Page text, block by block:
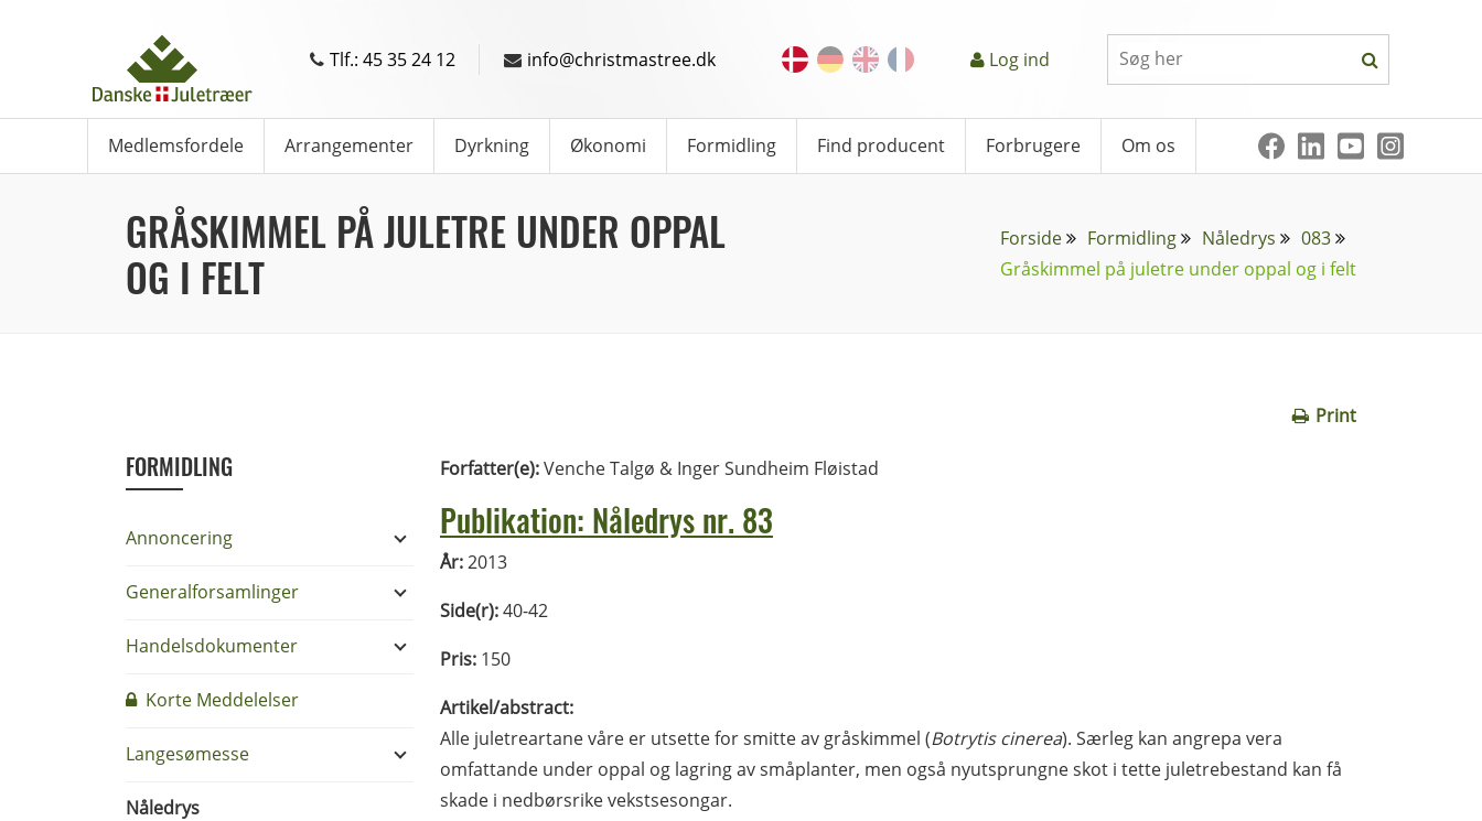
Tlf.: 45 35 24 12 info@christmastree.dk Log ind
Medlemsfordele Arrangementer Dyrkning Økonomi Formidling Find producent Forbrugere Om os
GRÅSKIMMEL PÅ JULETRE UNDER OPPAL
OG I FELT
Forside Formidling Nåledrys
083
Gråskimmel på juletre under oppal og i felt
Print
FORMIDLING
Annoncering
Generalforsamlinger
Handelsdokumenter
Korte Meddelelser
Langesømesse
Nåledrys
Forfatter(e):Venche Talgø & Inger Sundheim Fløistad
Publikation: Nåledrys nr. 83
År:2013
Side(r):40-42
Pris: 150
Artikel/abstract:
Alle juletreartane våre er utsette for smitte av gråskimmel (Botrytis cinerea). Særleg kan angrepa vera
omfattande under oppal og lagring av småplanter, men også nyutsprungne skot i tette juletrebestand kan få
skade i nedbørsrike vekstsesongar.